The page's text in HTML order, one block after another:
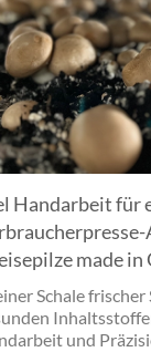
Handarbeit für
made in
Schale
und